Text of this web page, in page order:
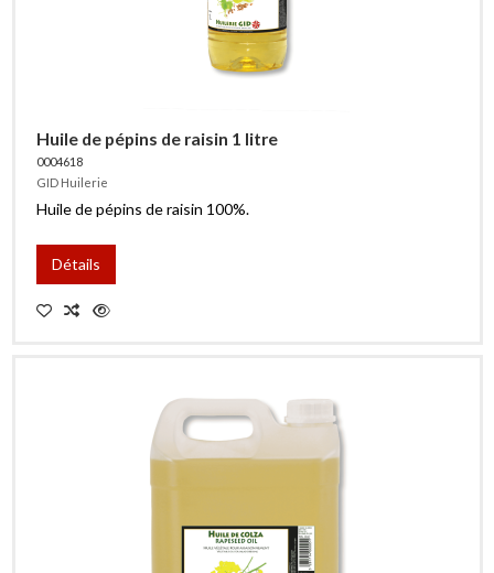
Huile de pépins de raisin 1 litre
0004618
GID Huilerie
Huile de pépins de raisin 100%.
Détails